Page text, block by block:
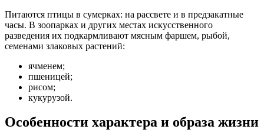
Питаются птицы в сумерках: на рассвете и в предзакатные
часы. В зоопарках и других местах искусственного
разведения их подкармливают мясным фаршем, рыбой,
семенами злаковых растений:
ячменем;
пшеницей;
рисом;
кукурузой.
Особенности характера и образа жизни